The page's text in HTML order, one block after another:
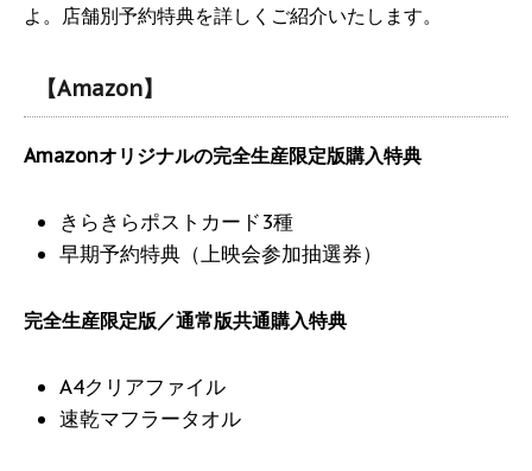
よ。店舗別予約特典を詳しくご紹介いたします。
【Amazon】
Amazonオリジナルの完全生産限定版購入特典
きらきらポストカード3種
早期予約特典（上映会参加抽選券）
完全生産限定版／通常版共通購入特典
A4クリアファイル
速乾マフラータオル